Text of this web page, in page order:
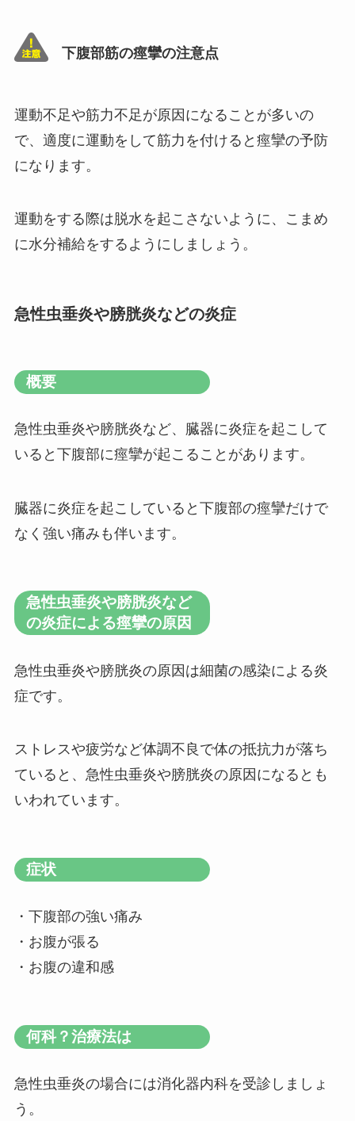
下腹部筋の痙攣の注意点
運動不足や筋力不足が原因になることが多いの
で、適度に運動をして筋力を付けると痙攣の予防
になります。
運動をする際は脱水を起こさないように、こまめ
に水分補給をするようにしましょう。
急性虫垂炎や膀胱炎などの炎症
概要
急性虫垂炎や膀胱炎など、臓器に炎症を起こして
いると下腹部に痙攣が起こることがあります。
臓器に炎症を起こしていると下腹部の痙攣だけで
なく強い痛みも伴います。
急性虫垂炎や膀胱炎など
の炎症による痙攣の原因
急性虫垂炎や膀胱炎の原因は細菌の感染による炎
症です。
ストレスや疲労など体調不良で体の抵抗力が落ち
ていると、急性虫垂炎や膀胱炎の原因になるとも
いわれています。
症状
・下腹部の強い痛み
・お腹が張る
・お腹の違和感
何科？治療法は
急性虫垂炎の場合には消化器内科を受診しましょ
う。